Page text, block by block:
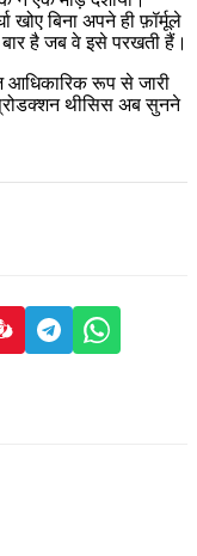
खोए बिना अपने ही फ़ॉर्मूले
है जब वे इसे परखती हैं।
आधिकारिक रूप से जारी
थीसिस अब सुनने